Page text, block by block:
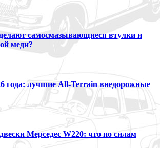
самосмазывающиеся втулки и
меди?
года: лучшие All-Terrain внедорожные
Мерседес W220: что по силам